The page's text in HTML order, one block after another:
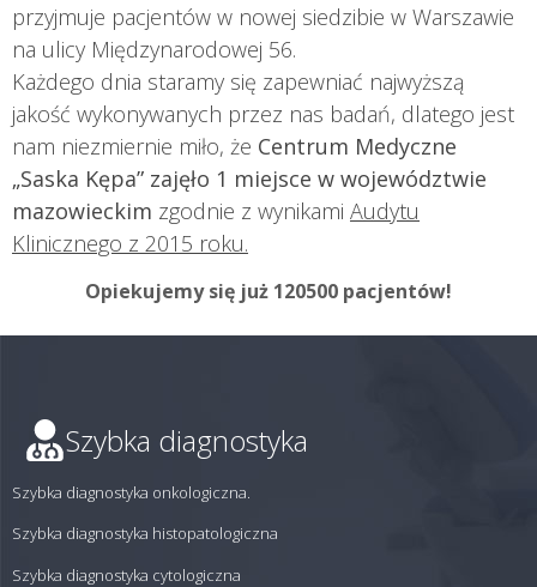
przyjmuje pacjentów w nowej siedzibie w Warszawie
na ulicy Międzynarodowej 56.
Każdego dnia staramy się zapewniać najwyższą
jakość wykonywanych przez nas badań, dlatego jest
nam niezmiernie miło, że Centrum Medyczne
„Saska Kępa” zajęło 1 miejsce w województwie
mazowieckim zgodnie z wynikami Audytu
Klinicznego z 2015 roku.
Opiekujemy się już 120500 pacjentów!
Szybka diagnostyka
Szybka diagnostyka onkologiczna.
Szybka diagnostyka histopatologiczna
Szybka diagnostyka cytologiczna